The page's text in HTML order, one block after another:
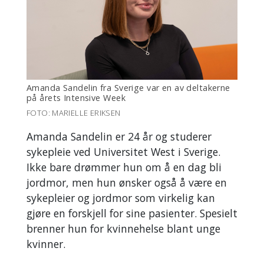
Amanda Sandelin fra Sverige var en av deltakerne
på årets Intensive Week
FOTO: MARIELLE ERIKSEN
Amanda Sandelin er 24 år og studerer
sykepleie ved Universitet West i Sverige.
Ikke bare drømmer hun om å en dag bli
jordmor, men hun ønsker også å være en
sykepleier og jordmor som virkelig kan
gjøre en forskjell for sine pasienter. Spesielt
brenner hun for kvinnehelse blant unge
kvinner.